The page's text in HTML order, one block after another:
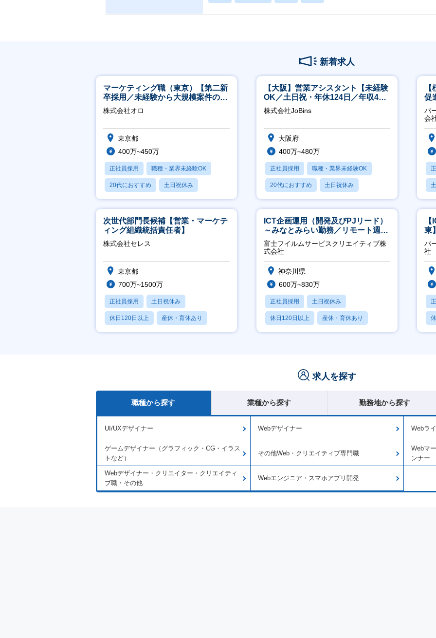
新着求人
マーケティング職（東京）【第二新
卒採用／未経験から大規模案件のマ
ーケティングが経験できる／研修充
実】
株式会社オロ
東京都
400万~450万
正社員採用 職種・業界未経験OK
20代におすすめ 土日祝休み
休日120日以上
【大阪】営業アシスタント【未経験
OK／土日祝・年休124日／年収400
万～／転勤なし】
株式会社JoBins
大阪府
400万~480万
正社員採用 職種・業界未経験OK
20代におすすめ 土日祝休み
休日120日以上
促
パ
会
次世代部門長候補【営業・マーケテ
ィング組織統括責任者】
株式会社セレス
東京都
700万~1500万
正社員採用 土日祝休み
休日120日以上 産休・育休あり
賞与あり
ICT企画運用（開発及びPJリード）
～みなとみらい勤務／リモート週
2OK／業務改善～
富士フイルムサービスクリエイティブ株
式会社
神奈川県
600万~830万
正社員採用 土日祝休み
休日120日以上 産休・育休あり
月残業20時間以内
東
パ
社
求人を探す
職種から探す 業種から探す 勤務地から探す
UI/UXデザイナー Webデザイナー Webラ
ゲームデザイナー（グラフィック・CG・イラス
トなど）
その他Web・クリエイティブ専門職
Webマ
ンナー
Webデザイナー・クリエイター・クリエイティ
ブ職・その他
Webエンジニア・スマホアプリ開発